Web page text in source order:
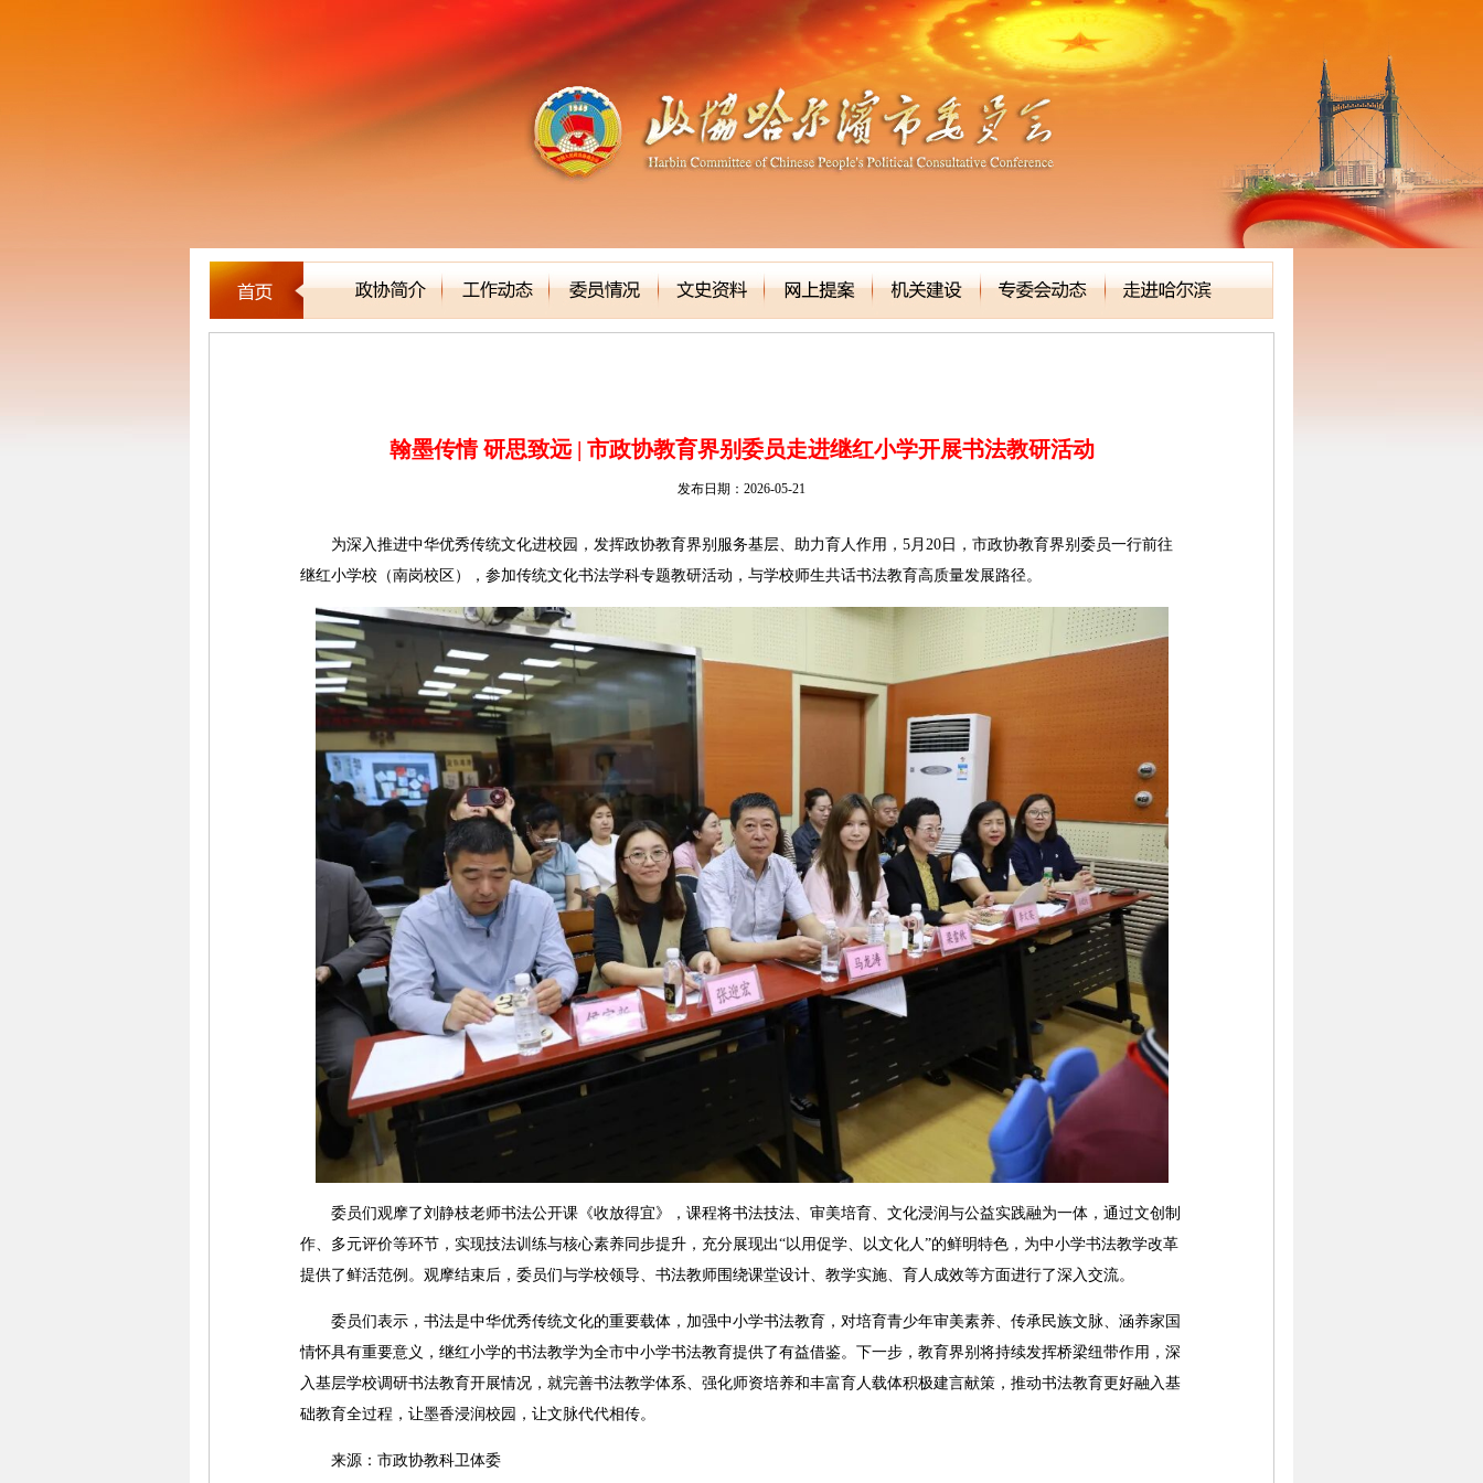
翰墨传情 研思致远 | 市政协教育界别委员走进继红小学开展书法教研活动
发布日期：2026-05-21
为深入推进中华优秀传统文化进校园，发挥政协教育界别服务基层、助力育人作用，5月20日，市政协教育界别委员一行前往
继红小学校（南岗校区），参加传统文化书法学科专题教研活动，与学校师生共话书法教育高质量发展路径。
委员们观摩了刘静枝老师书法公开课《收放得宜》，课程将书法技法、审美培育、文化浸润与公益实践融为一体，通过文创制
作、多元评价等环节，实现技法训练与核心素养同步提升，充分展现出“以用促学、以文化人”的鲜明特色，为中小学书法教学改革
提供了鲜活范例。观摩结束后，委员们与学校领导、书法教师围绕课堂设计、教学实施、育人成效等方面进行了深入交流。
委员们表示，书法是中华优秀传统文化的重要载体，加强中小学书法教育，对培育青少年审美素养、传承民族文脉、涵养家国
情怀具有重要意义，继红小学的书法教学为全市中小学书法教育提供了有益借鉴。下一步，教育界别将持续发挥桥梁纽带作用，深
入基层学校调研书法教育开展情况，就完善书法教学体系、强化师资培养和丰富育人载体积极建言献策，推动书法教育更好融入基
础教育全过程，让墨香浸润校园，让文脉代代相传。
来源：市政协教科卫体委